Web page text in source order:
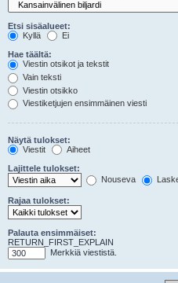
Etsi sisäalueet:
Kyllä
Ei
Hae täältä:
Viestin otsikot ja tekstit
Vain teksti
Viestin otsikko
Viestiketjujen ensimmäinen viesti
Näytä tulokset:
Viestit
Aiheet
Lajittele tulokset:
Nouseva
Rajaa tulokset:
Palauta ensimmäiset:
RETURN_FIRST_EXPLAIN
Merkkiä viestistä.